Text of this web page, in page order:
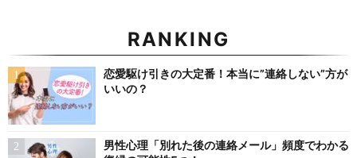
RANKING
恋愛駆け引きの大定番！本当に”連絡しない”方が
いいの？
男性心理「別れた後の連絡メール」頻度でわかる